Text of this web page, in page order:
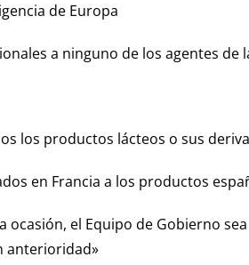
de Europa
a ninguno de los agentes de
los productos lácteos o sus
en Francia a los productos
el Equipo de Gobierno
anterioridad»